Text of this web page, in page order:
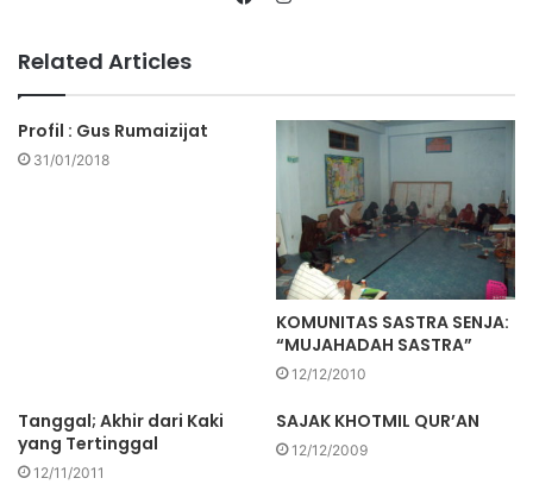
Related Articles
Profil : Gus Rumaizijat
31/01/2018
KOMUNITAS SASTRA SENJA:
“MUJAHADAH SASTRA”
12/12/2010
Tanggal; Akhir dari Kaki
yang Tertinggal
12/11/2011
SAJAK KHOTMIL QUR’AN
12/12/2009